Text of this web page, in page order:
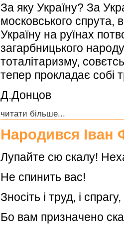
За яку Україну? За
московського спрута,
Україну на руїнах
загарбницького
тоталітаризму,
тепер прокладає собі
Д.Донцов
читати більше...
Народився Іван
Лупайте сю скалу!
Не спинить вас!
Зносiть i труд, i
Бо вам призначено